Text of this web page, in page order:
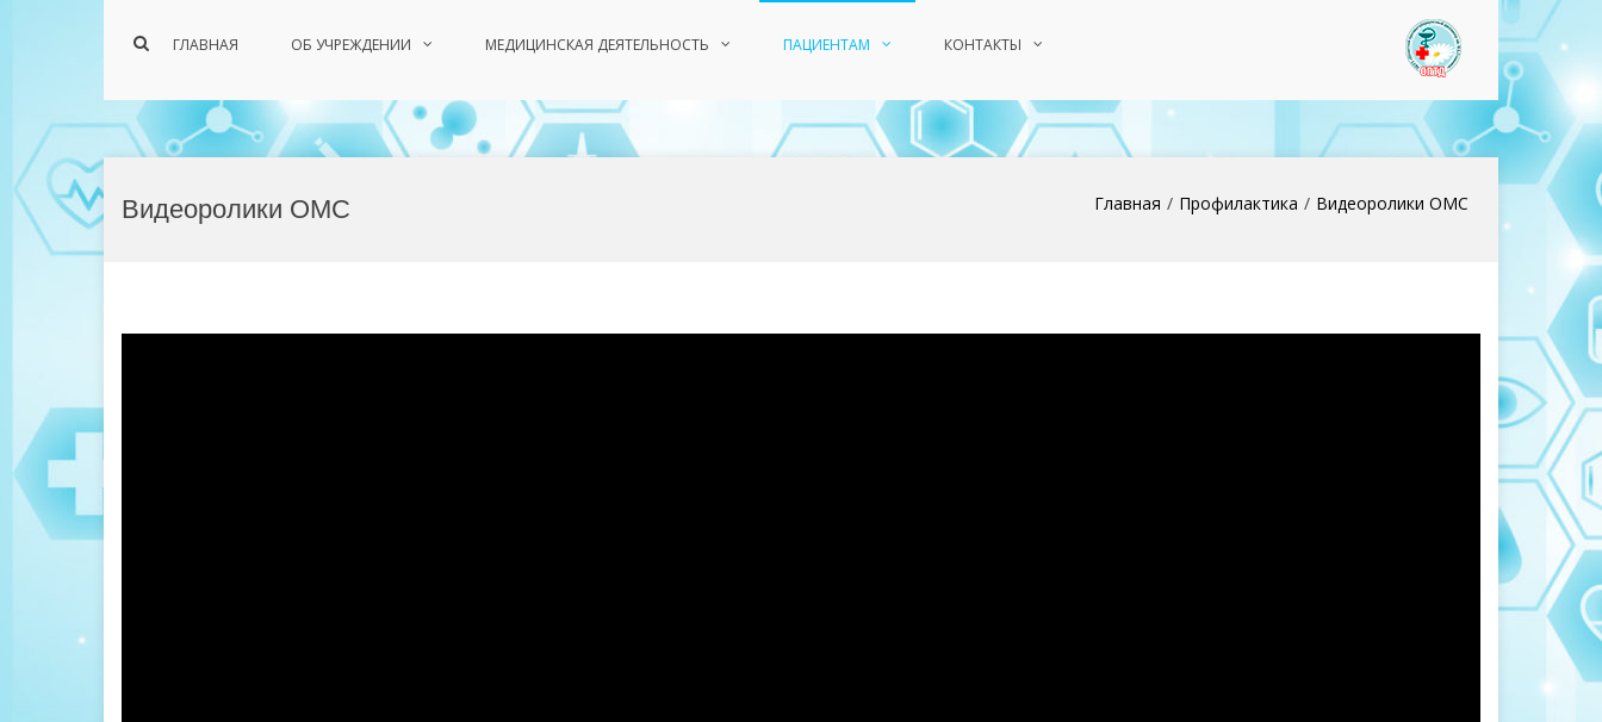
Перейти
к
содержимому
ГЛАВНАЯ ОБ УЧРЕЖДЕНИИ МЕДИЦИНСКАЯ ДЕЯТЕЛЬНОСТЬ ПАЦИЕНТАМ КОНТАКТЫ
Показать
Видеоролики ОМС Главная Профилактика Видеоролики ОМС